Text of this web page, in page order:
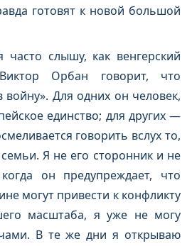
готовят к новой большой
слышу, как венгерский
Орбан говорит, что
войну». Для одних он человек,
единство; для других —
говорить вслух то,
Я не его сторонник и не
он предупреждает, что
могут привести к конфликту
масштаба, я уже не могу
В те же дни я открываю